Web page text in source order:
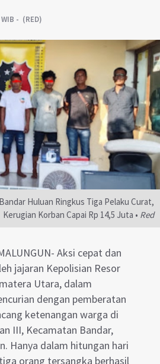
(RED)
Huluan Ringkus Tiga Pelaku Curat,
Kerugian Korban Capai Rp 14,5 Juta • Red
Aksi cepat dan
jajaran Kepolisian Resor
Utara, dalam
dengan pemberatan
ketenangan warga di
III, Kecamatan Bandar,
Hanya dalam hitungan hari
orang tersangka berhasil